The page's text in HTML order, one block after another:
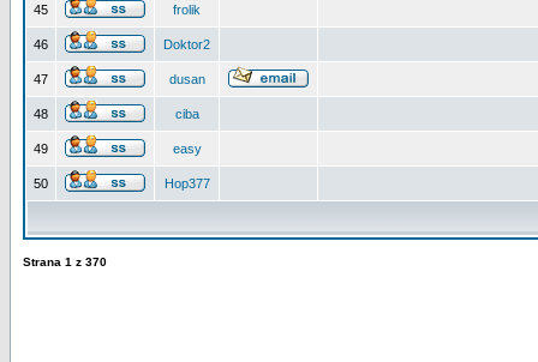
45 frolik
46 Doktor2
47 dusan
48 ciba
49 easy
50 Hop377
Strana 1 z 370